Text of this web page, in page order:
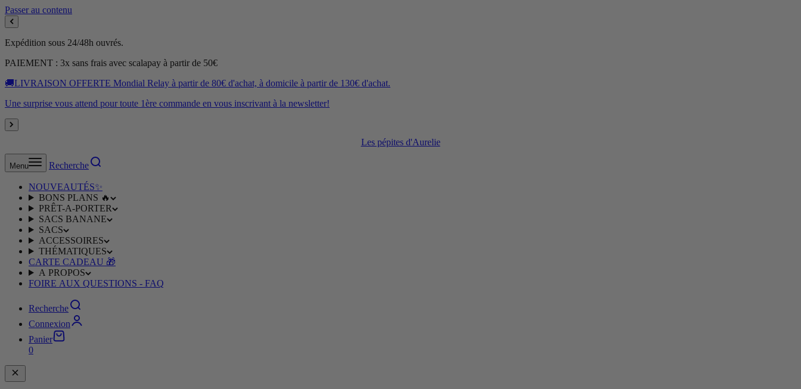
Passer au contenu
Expédition sous 24/48h ouvrés.
PAIEMENT : 3x sans frais avec scalapay à partir de 50€
🚚LIVRAISON OFFERTE Mondial Relay à partir de 80€ d'achat, à domicile à partir de 130€ d'achat.
Une surprise vous attend pour toute 1ère commande en vous inscrivant à la newsletter!
Les pépites d'Aurelie
Menu Recherche
NOUVEAUTÉS✨
BONS PLANS 🔥
PRÊT-A-PORTER
SACS BANANE
SACS
ACCESSOIRES
THÉMATIQUES
CARTE CADEAU 🎁
A PROPOS
FOIRE AUX QUESTIONS - FAQ
Recherche
Connexion
Panier
0